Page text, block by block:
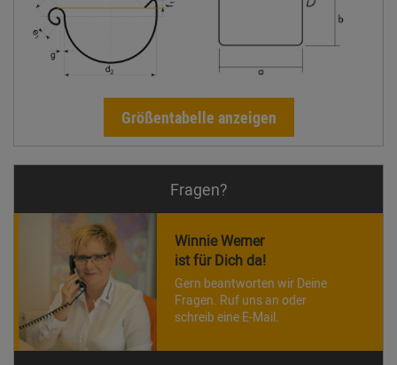
Größentabelle anzeigen
Fragen?
Winnie Werner
ist für Dich da!
Gern beantworten wir Deine
Fragen. Ruf uns an oder
schreib eine E-Mail.